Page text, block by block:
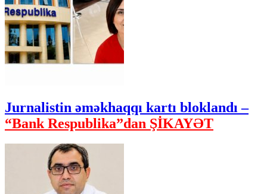
Jurnalistin əməkhaqqı kartı bloklandı –
“Bank Respublika”dan ŞİKAYƏT